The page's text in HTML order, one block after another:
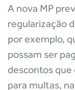
A nova MP
regularização
por exemplo,
possam ser
descontos que
para multas,